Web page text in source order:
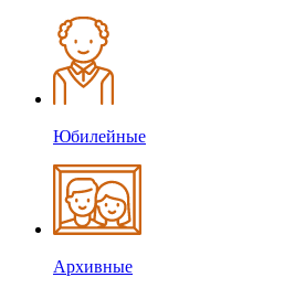
Юбилейные
Архивные